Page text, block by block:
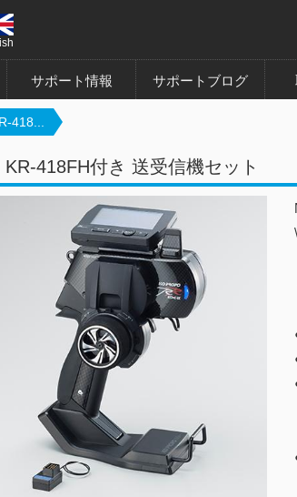
サポート情報 サポートブログ
418...
KR-418FH付き 送受信機セット
\